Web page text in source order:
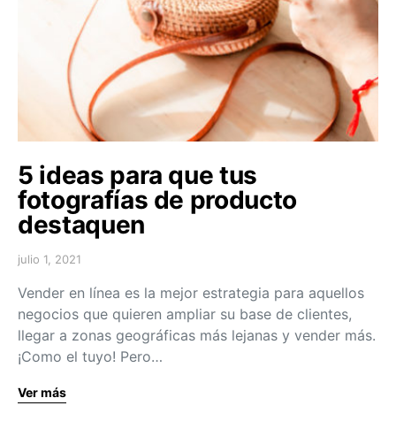
5 ideas para que tus
fotografías de producto
destaquen
julio 1, 2021
Vender en línea es la mejor estrategia para aquellos
negocios que quieren ampliar su base de clientes,
llegar a zonas geográficas más lejanas y vender más.
¡Como el tuyo! Pero…
Ver más